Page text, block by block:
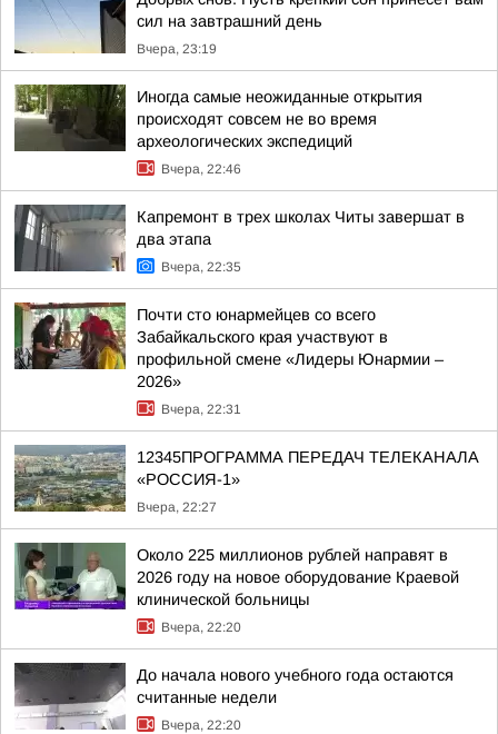
сил на завтрашний день
Вчера, 23:19
Иногда самые неожиданные открытия
происходят совсем не во время
археологических экспедиций
Вчера, 22:46
Капремонт в трех школах Читы завершат в
два этапа
Вчера, 22:35
Почти сто юнармейцев со всего
Забайкальского края участвуют в
профильной смене «Лидеры Юнармии –
2026»
Вчера, 22:31
12345ПРОГРАММА ПЕРЕДАЧ ТЕЛЕКАНАЛА
«РОССИЯ-1»
Вчера, 22:27
Около 225 миллионов рублей направят в
2026 году на новое оборудование Краевой
клинической больницы
Вчера, 22:20
До начала нового учебного года остаются
считанные недели
Вчера, 22:20